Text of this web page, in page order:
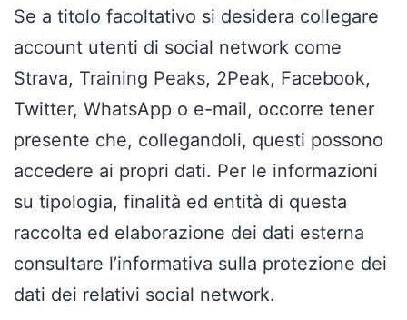
Se a titolo facoltativo si desidera collegare
account utenti di social network come
Strava, Training Peaks, 2Peak, Facebook,
Twitter, WhatsApp o e-mail, occorre tener
presente che, collegandoli, questi possono
accedere ai propri dati. Per le informazioni
su tipologia, finalità ed entità di questa
raccolta ed elaborazione dei dati esterna
consultare l’informativa sulla protezione dei
dati dei relativi social network.